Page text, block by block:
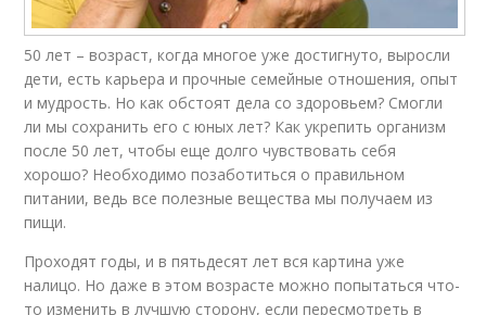
Похудения по
джиллиан
Здоровое питание
Продукты для
50 лет – возраст, когда многое уже достигнуто, выросли
дети, есть карьера и прочные семейные отношения, опыт
и мудрость. Но как обстоят дела со здоровьем? Смогли
ли мы сохранить его с юных лет? Как укрепить организм
после 50 лет, чтобы еще долго чувствовать себя
хорошо? Необходимо позаботиться о правильном
питании, ведь все полезные вещества мы получаем из
пищи.
Проходят годы, и в пятьдесят лет вся картина уже
налицо. Но даже в этом возрасте можно попытаться что-
то изменить в лучшую сторону, если пересмотреть в